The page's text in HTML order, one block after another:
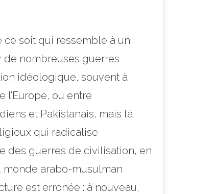
soit qui ressemble à un
nombreuses guerres
idéologique, souvent à
l’Europe, ou entre
et Pakistanais, mais là
qui radicalise
des guerres de civilisation, en
monde arabo-musulman
est erronée : à nouveau,